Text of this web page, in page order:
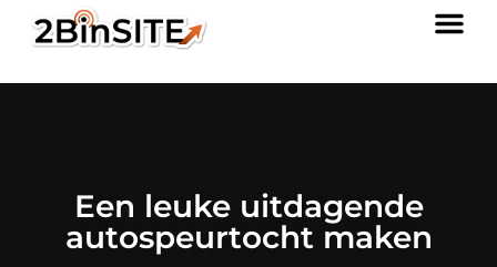
Een leuke uitdagende
autospeurtocht maken